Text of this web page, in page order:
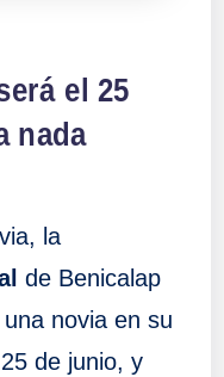
el 25
nada
la
de Benicalap
novia en su
de junio, y